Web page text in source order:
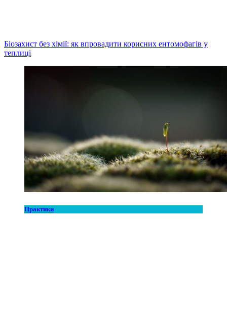
Біозахист без хімії: як впровадити корисних ентомофагів у
теплиці
Практики